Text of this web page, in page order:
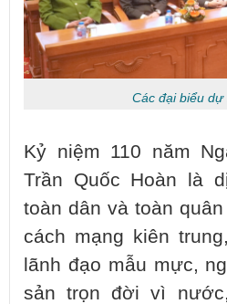
Các đại biểu dự
Kỷ niệm 110 năm
Trần Quốc Hoàn là
toàn dân và toàn
cách mạng kiên
lãnh đạo mẫu mực,
sản trọn đời vì